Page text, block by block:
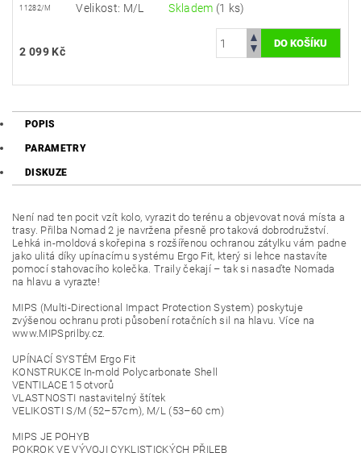
11282/M Velikost: M/L Skladem (1 ks)
2 099 Kč
POPIS
PARAMETRY
DISKUZE
Není nad ten pocit vzít kolo, vyrazit do terénu a objevovat nová místa a
trasy. Přilba Nomad 2 je navržena přesně pro taková dobrodružství.
Lehká in-moldová skořepina s rozšířenou ochranou zátylku vám padne
jako ulitá díky upínacímu systému Ergo Fit, který si lehce nastavíte
pomocí stahovacího kolečka. Traily čekají – tak si nasaďte Nomada
na hlavu a vyrazte!
MIPS (Multi-Directional Impact Protection System) poskytuje
zvýšenou ochranu proti působení rotačních sil na hlavu. Více na
www.MIPSprilby.cz.
UPÍNACÍ SYSTÉM Ergo Fit
KONSTRUKCE In-mold Polycarbonate Shell
VENTILACE 15 otvorů
VLASTNOSTI nastavitelný štítek
VELIKOSTI S/M (52–57cm), M/L (53–60 cm)
MIPS JE POHYB
POKROK VE VÝVOJI CYKLISTICKÝCH PŘILEB